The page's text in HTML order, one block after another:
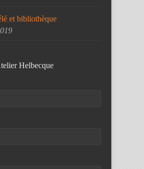
et bibliothèque
Helbecque